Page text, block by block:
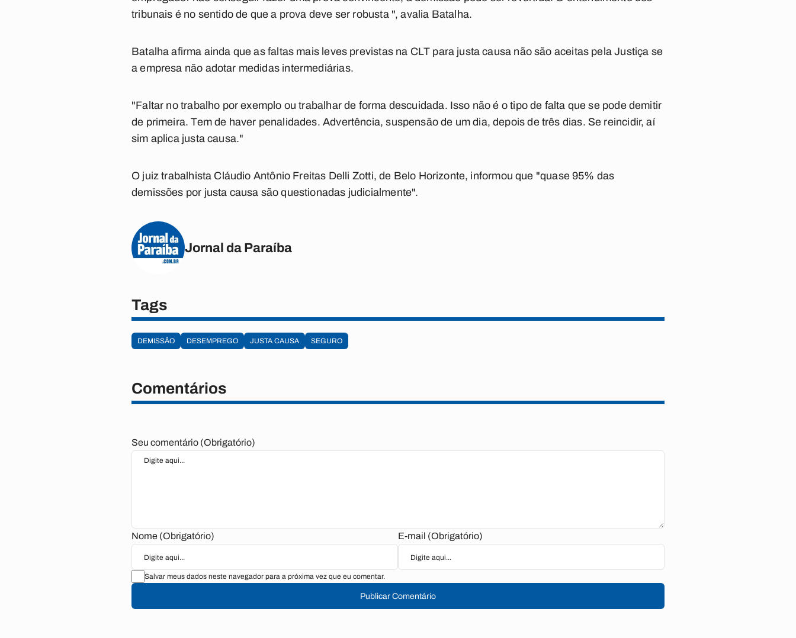
tribunais é no sentido de que a prova deve ser robusta ", avalia Batalha.
Batalha afirma ainda que as faltas mais leves previstas na CLT para justa causa não são aceitas pela Justiça se
a empresa não adotar medidas intermediárias.
"Faltar no trabalho por exemplo ou trabalhar de forma descuidada. Isso não é o tipo de falta que se pode demitir
de primeira. Tem de haver penalidades. Advertência, suspensão de um dia, depois de três dias. Se reincidir, aí
sim aplica justa causa."
O juiz trabalhista Cláudio Antônio Freitas Delli Zotti, de Belo Horizonte, informou que "quase 95% das
demissões por justa causa são questionadas judicialmente".
Jornal da Paraíba
Tags
DEMISSÃO DESEMPREGO JUSTA CAUSA SEGURO
Comentários
Seu comentário (Obrigatório)
Nome (Obrigatório) E-mail (Obrigatório)
Salvar meus dados neste navegador para a próxima vez que eu comentar.
Publicar Comentário